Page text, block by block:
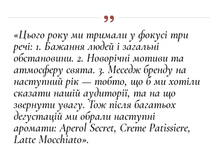
«Цього року ми тримали у фокусі три
речі: 1. Бажання людей і загальні
обстановини. 2. Новорічні мотиви та
атмосферу свята. 3. Меседж бренду на
наступний рік — тобто, що б ми хотіли
сказати нашій аудиторії, та на що
звернути увагу. Тож після багатьох
дегустацій ми обрали наступні
аромати:Aperol Secret, Creme Patissiere,
Latte Mocchiato».